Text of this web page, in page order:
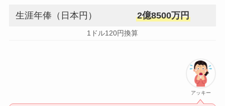
生涯年俸（日本円） 2億8500万円
1ドル120円換算
アッキー